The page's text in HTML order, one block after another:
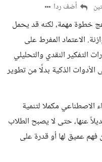
أضف ردا
خطوة مهمة، لكنه قد يحمل
الاعتماد المفرط على
التفكير النقدي والتحليلي
الذكية بدلًا من تطوير
الاصطناعي مكملا لتنمية
عنها، حتى لا يصبح الطلاب
فهم عميق لها أو قدرة على